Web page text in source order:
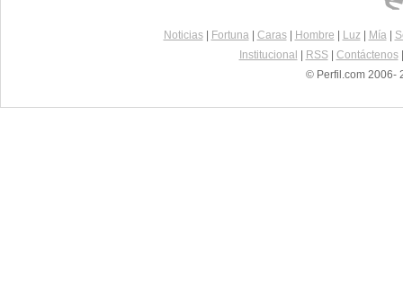
Noticias| Fortuna| Caras| Hombre Luz| Mía|
Institucional
RSS| Contáctenos
© Perfil.com 2006-